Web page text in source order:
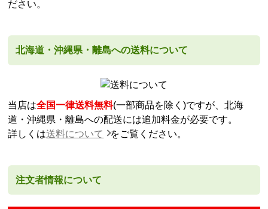
ださい。
北海道・沖縄県・離島への送料について
当店は全国一律送料無料(一部商品を除く)ですが、北海
道・沖縄県・離島への配送には追加料金が必要です。
詳しくは送料について をご覧ください。
注文者情報について